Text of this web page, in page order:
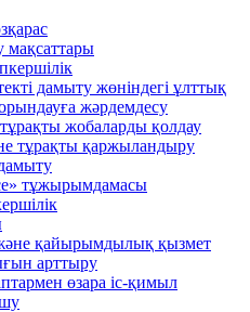
дамыту жөніндегі ұлттық
жәрдемдесу
жобаларды қолдау
тұрақты қаржыландыру
тұжырымдамасы
қайырымдылық қызмет
арттыру
өзара іс-қимыл